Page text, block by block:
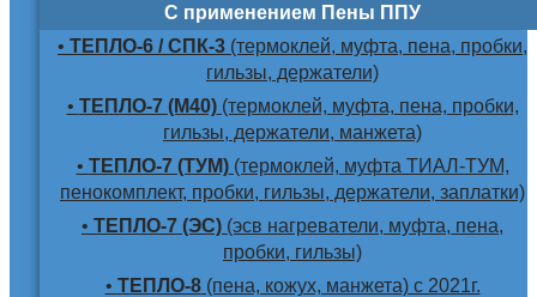
С применением Пены ППУ
• ТЕПЛО-6 / СПК-3 (термоклей, муфта, пена, пробки,
гильзы, держатели)
• ТЕПЛО-7 (М40)(термоклей, муфта, пена, пробки,
гильзы, держатели, манжета)
• ТЕПЛО-7 (ТУМ)(термоклей, муфта ТИАЛ-ТУМ,
пенокомплект, пробки, гильзы, держатели, заплатки)
• ТЕПЛО-7 (ЭС) (эсв нагреватели, муфта, пена,
пробки, гильзы)
• ТЕПЛО-8(пена, кожух, манжета) с 2021г.